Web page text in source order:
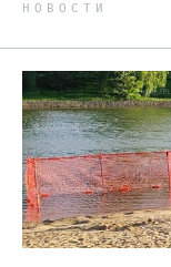
НОВОСТИ